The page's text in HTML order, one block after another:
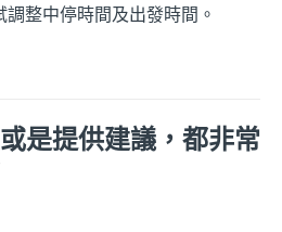
整中停時間及出發時間。
是提供建議，都非常